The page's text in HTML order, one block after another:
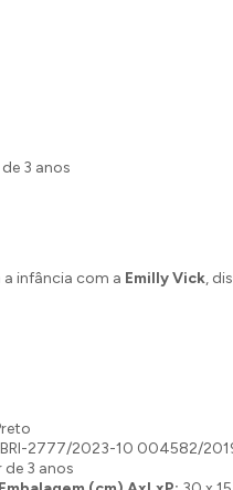
3 anos
infância com a Emilly Vick,
BRI-2777/2023-10 004582/
de 3 anos